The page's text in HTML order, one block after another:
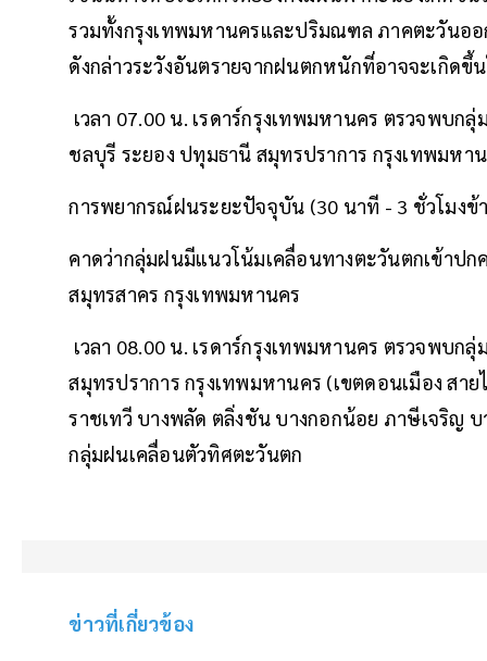
รวมทั้งกรุงเทพมหานครและปริมณฑล ภาคตะวันอ
ดังกล่าวระวังอันตรายจากฝนตกหนักที่อาจจะเกิดขึ้
เวลา 07.00 น. เรดาร์กรุงเทพมหานคร ตรวจพบก
ชลบุรี ระยอง ปทุมธานี สมุทรปราการ กรุงเทพมหา
การพยากรณ์ฝนระยะปัจจุบัน (30 นาที - 3 ชั่วโมงข้
คาดว่ากลุ่มฝนมีแนวโน้มเคลื่อนทางตะวันตกเข้าป
สมุทรสาคร กรุงเทพมหานคร
เวลา 08.00 น. เรดาร์กรุงเทพมหานคร ตรวจพบ
สมุทรปราการ กรุงเทพมหานคร (เขตดอนเมือง สา
ราชเทวี บางพลัด ตลิ่งชัน บางกอกน้อย ภาษีเจริญ
กลุ่มฝนเคลื่อนตัวทิศตะวันตก
ข่าวที่เกี่ยวข้อง